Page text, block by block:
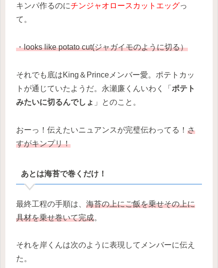
キンパ作るのにチンジャオロースカットエッグっ
て。
・looks like potato cut(ジャガイモのように切る）
それでも底はKing＆Princeメンバー愛。ポテトカッ
トが通じていたようだ。永瀬廉くんいわく「 ポテト
みたいに切るんでしょ 」とのこと。
おーっ！伝えたいニュアンスが完璧伝わってる！ さ
すがキンプリ！
あとは海苔で巻くだけ！
最終工程の手順は、 海苔の上にご飯を乗せその上に
具材を乗せ巻いて完成。
それを岸くんは次のように表現してメンバーに伝え
た。